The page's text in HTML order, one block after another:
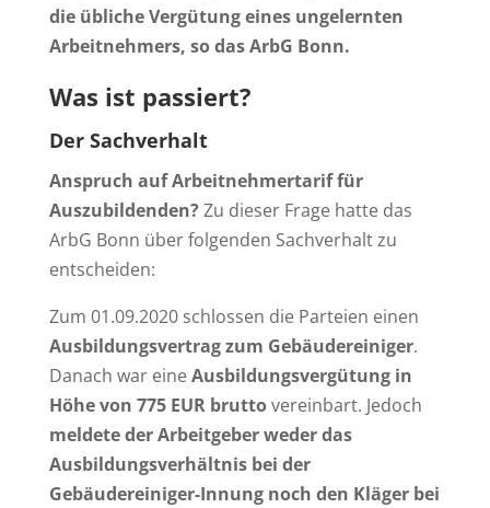
die übliche Vergütung eines ungelernten
Arbeitnehmers, so das ArbG Bonn.
Was ist passiert?
Der Sachverhalt
Anspruch auf Arbeitnehmertarif für
Auszubildenden?Zu dieser Frage hatte das
ArbG Bonn über folgenden Sachverhalt zu
entscheiden:
Zum 01.09.2020 schlossen die Parteien einen
Ausbildungsvertrag zum Gebäudereiniger.
Danach war eineAusbildungsvergütung in
Höhe von 775 EUR bruttovereinbart. Jedoch
meldete der Arbeitgeber weder das
Ausbildungsverhältnis bei der
Gebäudereiniger-Innung noch den Kläger bei